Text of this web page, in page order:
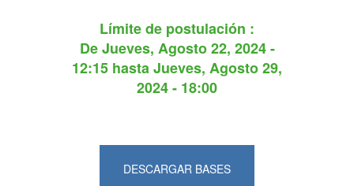
Límite de postulación :
DeJueves, Agosto 22, 2024 -
12:15 hastaJueves, Agosto 29,
2024 - 18:00
DESCARGAR BASES